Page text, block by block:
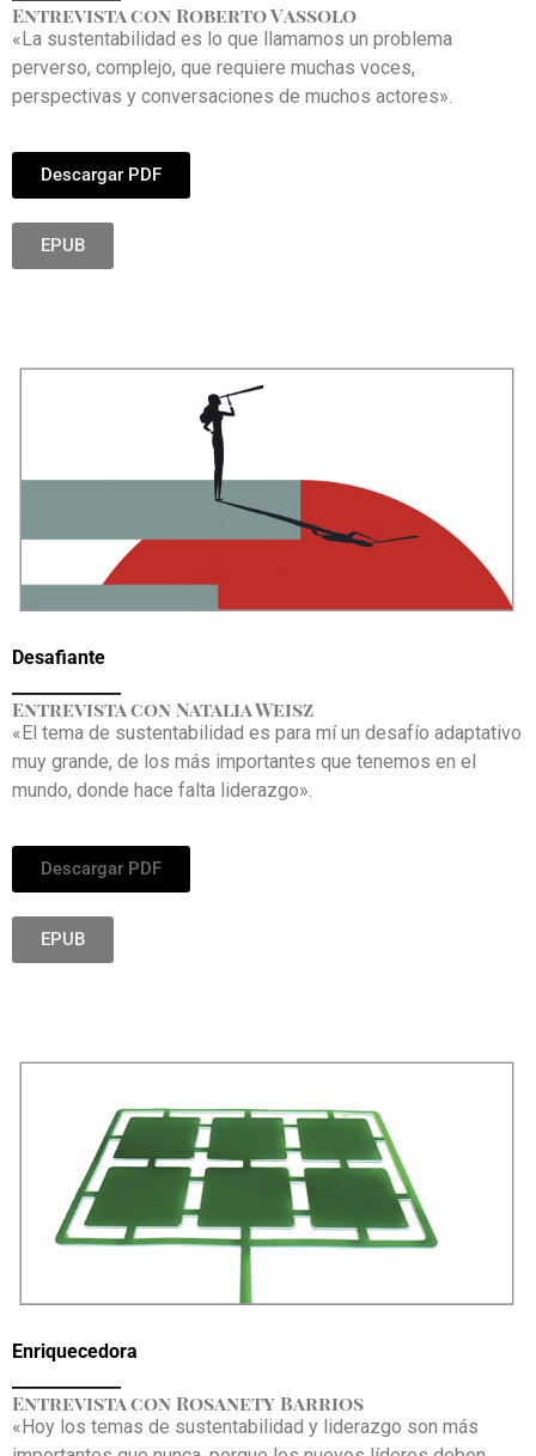
Entrevista con Roberto Vassolo
«La sustentabilidad es lo que llamamos un problema
perverso, complejo, que requiere muchas voces,
perspectivas y conversaciones de muchos actores».
Descargar PDF
EPUB
Desafiante
Entrevista con Natalia Weisz
«El tema de sustentabilidad es para mí un desafío adaptativo
muy grande, de los más importantes que tenemos en el
mundo, donde hace falta liderazgo».
Descargar PDF
EPUB
Enriquecedora
Entrevista con Rosanety Barrios
«Hoy los temas de sustentabilidad y liderazgo son más